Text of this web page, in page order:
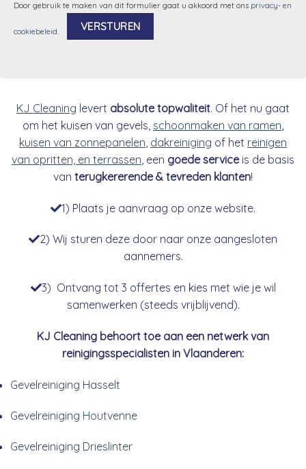
Door gebruik te maken van dit formulier gaat u akkoord met ons privacy- en
cookiebeleid.
KJ Cleaning levert absolute topwaliteit. Of het nu gaat
om het kuisen van gevels, schoonmaken van ramen
kuisen van zonnepanelen dakreiniging of het reinigen
van opritten, en terrassen , een goede serviceis de basis
van terugkererende & tevreden klanten!
1) Plaats je aanvraag op onze website.
2) Wij sturen deze door naar onze aangesloten
aannemers.
3) Ontvang tot 3 offertes en kies met wie je wil
samenwerken (steeds vrijblijvend).
KJ Cleaning behoort toe aan een netwerk van
reinigingsspecialisten in Vlaanderen:
Gevelreiniging Hasselt
Gevelreiniging Houtvenne
Gevelreiniging Drieslinter